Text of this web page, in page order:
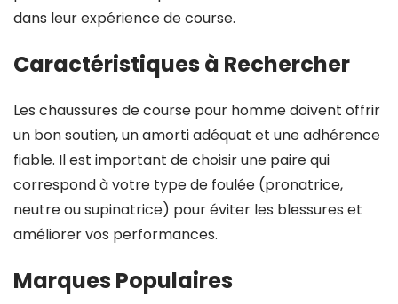
dans leur expérience de course.
Caractéristiques à Rechercher
Les chaussures de course pour homme doivent offrir
un bon soutien, un amorti adéquat et une adhérence
fiable. Il est important de choisir une paire qui
correspond à votre type de foulée (pronatrice,
neutre ou supinatrice) pour éviter les blessures et
améliorer vos performances.
Marques Populaires